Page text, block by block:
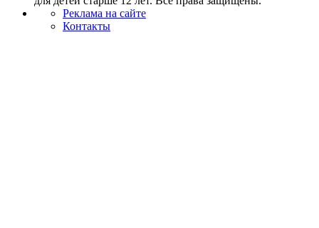
Реклама на сайте
Контакты